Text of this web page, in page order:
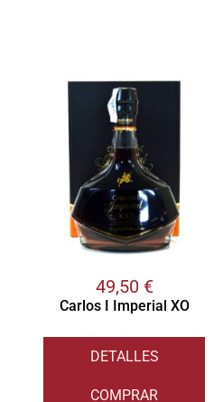
49,50 €
Carlos I Imperial XO
DETALLES
COMPRAR